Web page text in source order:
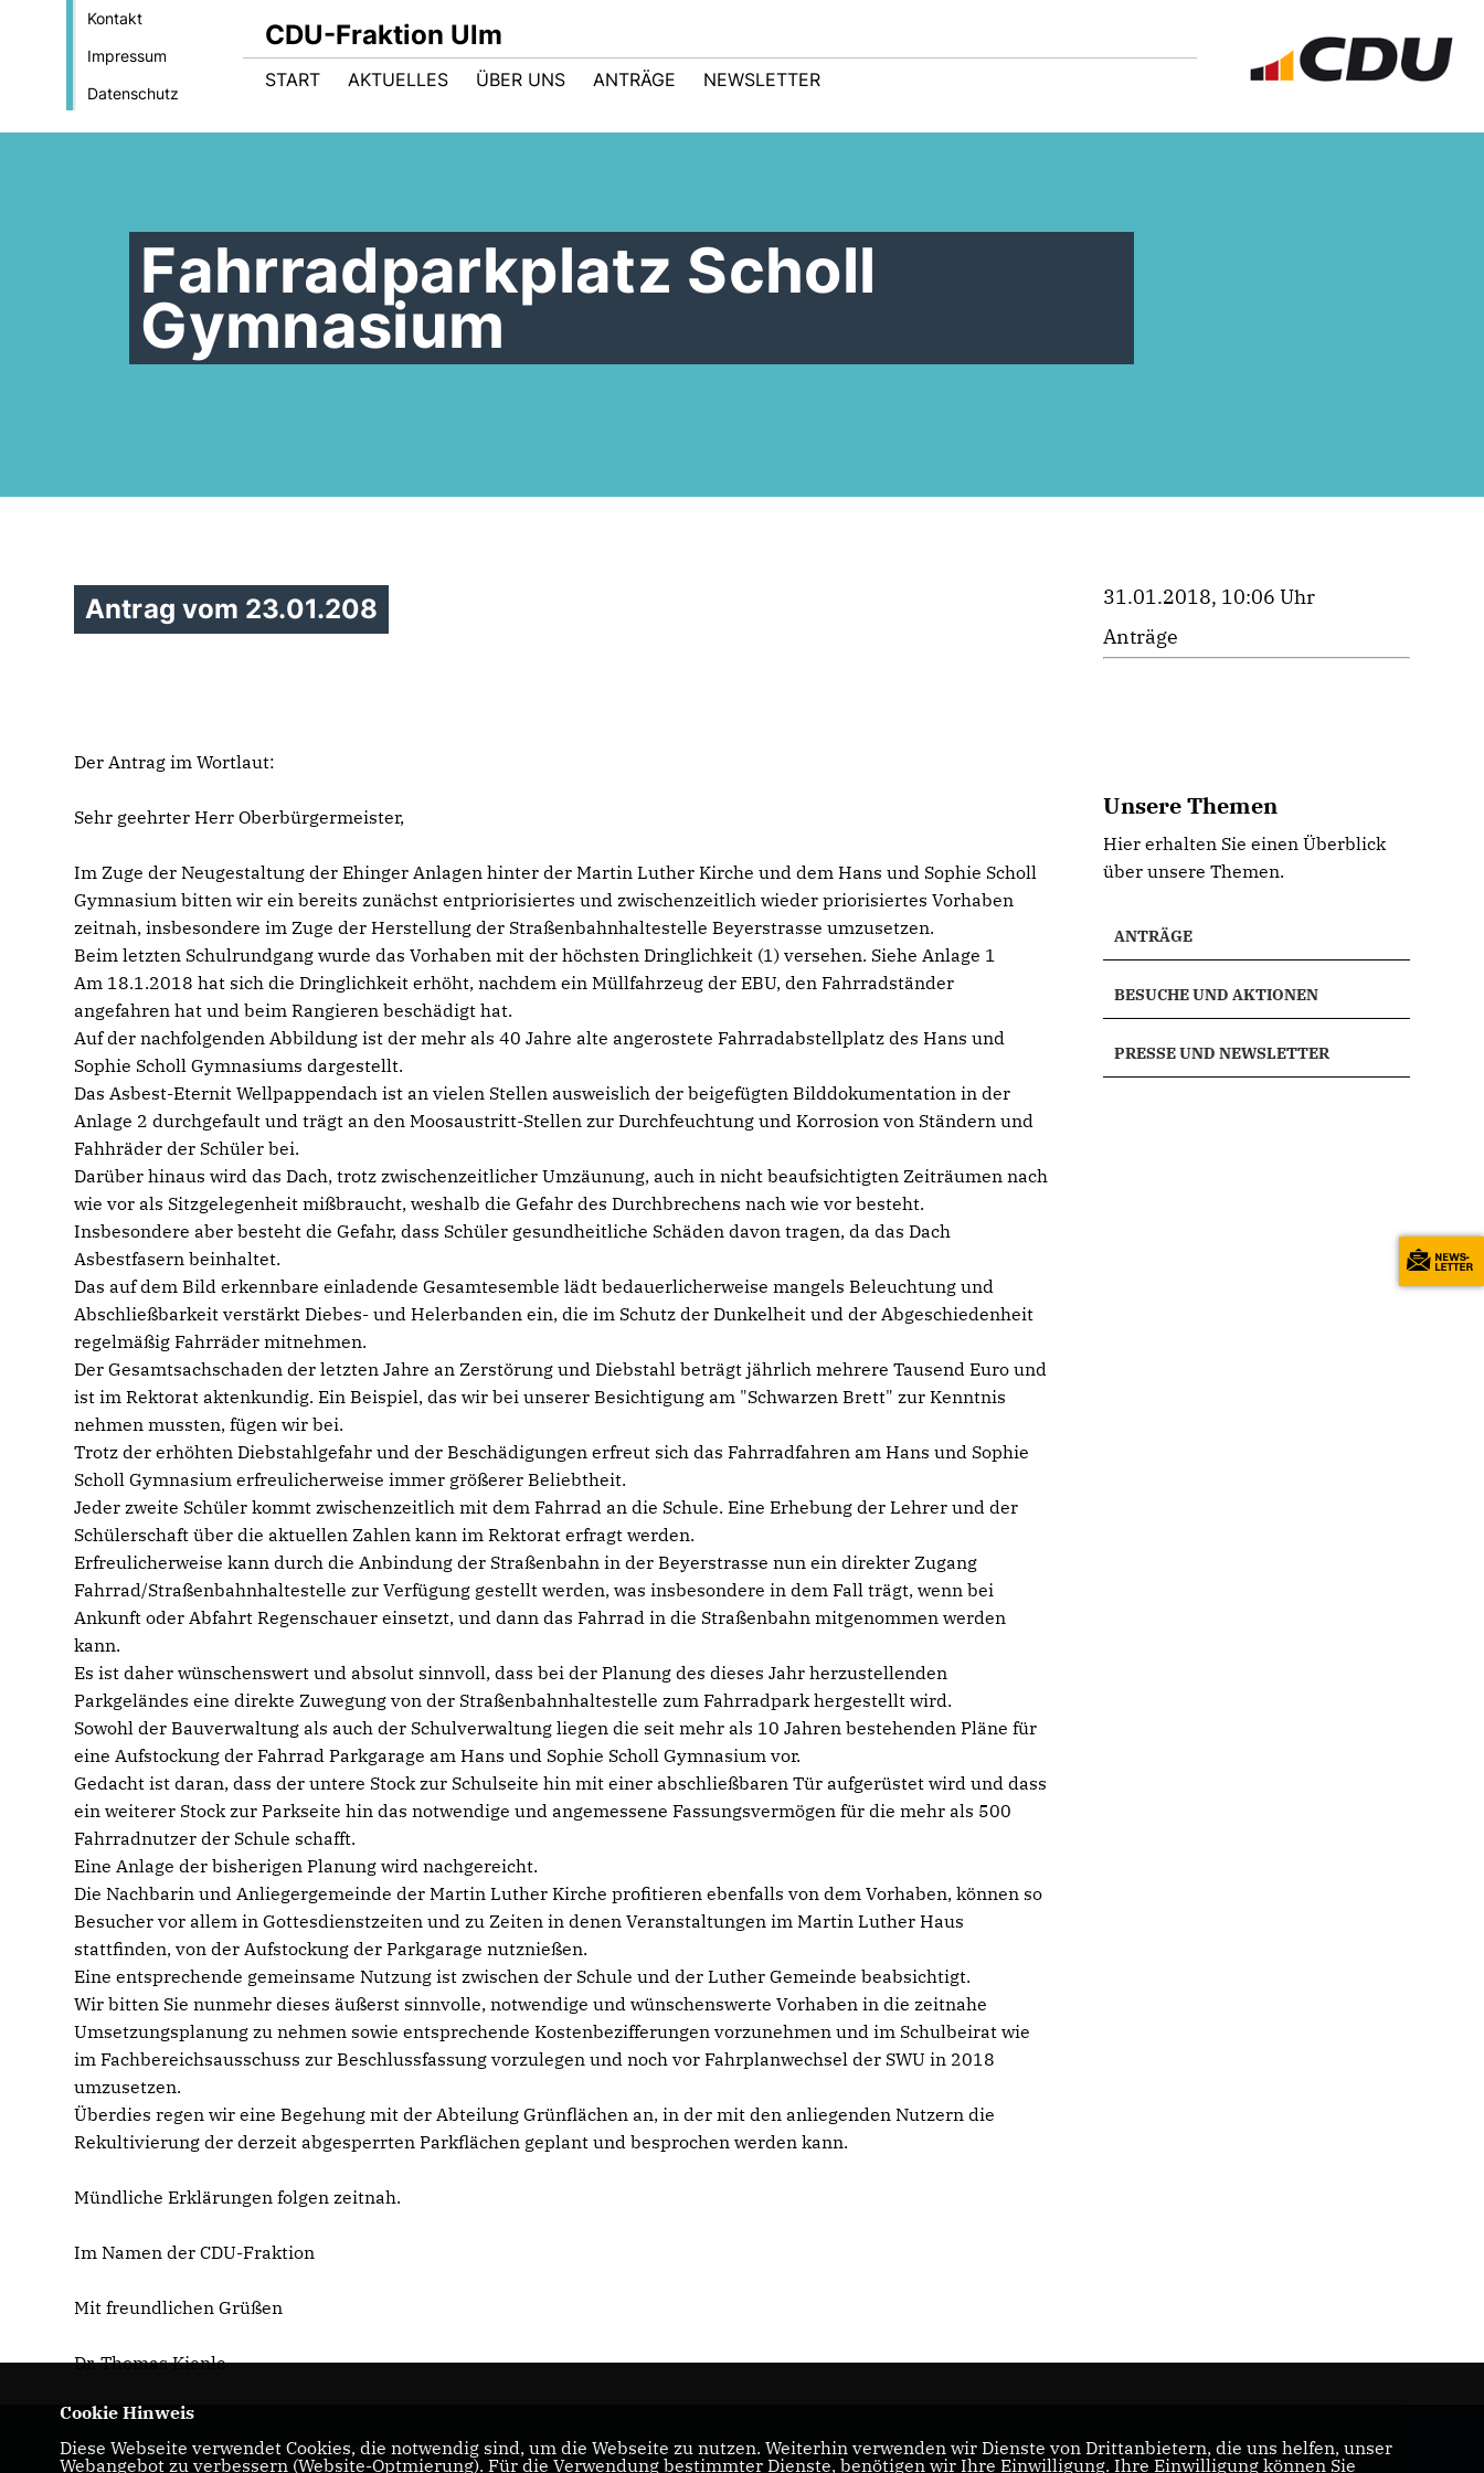
Kontakt
Impressum
Datenschutz
CDU-Fraktion Ulm
START AKTUELLES ÜBER UNS ANTRÄGE NEWSLETTER
Fahrradparkplatz Scholl
Gymnasium
Antrag vom 23.01.208
Der Antrag im Wortlaut:
Sehr geehrter Herr Oberbürgermeister,
Im Zuge der Neugestaltung der Ehinger Anlagen hinter der Martin Luther Kirche und dem Hans und Sophie Scholl
Gymnasium bitten wir ein bereits zunächst entpriorisiertes und zwischenzeitlich wieder priorisiertes Vorhaben
zeitnah, insbesondere im Zuge der Herstellung der Straßenbahnhaltestelle Beyerstrasse umzusetzen.
Beim letzten Schulrundgang wurde das Vorhaben mit der höchsten Dringlichkeit (1) versehen. Siehe Anlage 1
Am 18.1.2018 hat sich die Dringlichkeit erhöht, nachdem ein Müllfahrzeug der EBU, den Fahrradständer
angefahren hat und beim Rangieren beschädigt hat.
Auf der nachfolgenden Abbildung ist der mehr als 40 Jahre alte angerostete Fahrradabstellplatz des Hans und
Sophie Scholl Gymnasiums dargestellt.
Das Asbest-Eternit Wellpappendach ist an vielen Stellen ausweislich der beigefügten Bilddokumentation in der
Anlage 2 durchgefault und trägt an den Moosaustritt-Stellen zur Durchfeuchtung und Korrosion von Ständern und
Fahhräder der Schüler bei.
Darüber hinaus wird das Dach, trotz zwischenzeitlicher Umzäunung, auch in nicht beaufsichtigten Zeiträumen nach
wie vor als Sitzgelegenheit mißbraucht, weshalb die Gefahr des Durchbrechens nach wie vor besteht.
Insbesondere aber besteht die Gefahr, dass Schüler gesundheitliche Schäden davon tragen, da das Dach
Asbestfasern beinhaltet.
Das auf dem Bild erkennbare einladende Gesamtesemble lädt bedauerlicherweise mangels Beleuchtung und
Abschließbarkeit verstärkt Diebes- und Helerbanden ein, die im Schutz der Dunkelheit und der Abgeschiedenheit
regelmäßig Fahrräder mitnehmen.
Der Gesamtsachschaden der letzten Jahre an Zerstörung und Diebstahl beträgt jährlich mehrere Tausend Euro und
ist im Rektorat aktenkundig. Ein Beispiel, das wir bei unserer Besichtigung am "Schwarzen Brett" zur Kenntnis
nehmen mussten, fügen wir bei.
Trotz der erhöhten Diebstahlgefahr und der Beschädigungen erfreut sich das Fahrradfahren am Hans und Sophie
Scholl Gymnasium erfreulicherweise immer größerer Beliebtheit.
Jeder zweite Schüler kommt zwischenzeitlich mit dem Fahrrad an die Schule. Eine Erhebung der Lehrer und der
Schülerschaft über die aktuellen Zahlen kann im Rektorat erfragt werden.
Erfreulicherweise kann durch die Anbindung der Straßenbahn in der Beyerstrasse nun ein direkter Zugang
Fahrrad/Straßenbahnhaltestelle zur Verfügung gestellt werden, was insbesondere in dem Fall trägt, wenn bei
Ankunft oder Abfahrt Regenschauer einsetzt, und dann das Fahrrad in die Straßenbahn mitgenommen werden
kann.
Es ist daher wünschenswert und absolut sinnvoll, dass bei der Planung des dieses Jahr herzustellenden
Parkgeländes eine direkte Zuwegung von der Straßenbahnhaltestelle zum Fahrradpark hergestellt wird.
Sowohl der Bauverwaltung als auch der Schulverwaltung liegen die seit mehr als 10 Jahren bestehenden Pläne für
eine Aufstockung der Fahrrad Parkgarage am Hans und Sophie Scholl Gymnasium vor.
Gedacht ist daran, dass der untere Stock zur Schulseite hin mit einer abschließbaren Tür aufgerüstet wird und dass
ein weiterer Stock zur Parkseite hin das notwendige und angemessene Fassungsvermögen für die mehr als 500
Fahrradnutzer der Schule schafft.
Eine Anlage der bisherigen Planung wird nachgereicht.
Die Nachbarin und Anliegergemeinde der Martin Luther Kirche profitieren ebenfalls von dem Vorhaben, können so
Besucher vor allem in Gottesdienstzeiten und zu Zeiten in denen Veranstaltungen im Martin Luther Haus
stattfinden, von der Aufstockung der Parkgarage nutznießen.
Eine entsprechende gemeinsame Nutzung ist zwischen der Schule und der Luther Gemeinde beabsichtigt.
Wir bitten Sie nunmehr dieses äußerst sinnvolle, notwendige und wünschenswerte Vorhaben in die zeitnahe
Umsetzungsplanung zu nehmen sowie entsprechende Kostenbezifferungen vorzunehmen und im Schulbeirat wie
im Fachbereichsausschuss zur Beschlussfassung vorzulegen und noch vor Fahrplanwechsel der SWU in 2018
umzusetzen.
Überdies regen wir eine Begehung mit der Abteilung Grünflächen an, in der mit den anliegenden Nutzern die
Rekultivierung der derzeit abgesperrten Parkflächen geplant und besprochen werden kann.
Mündliche Erklärungen folgen zeitnah.
Im Namen der CDU-Fraktion
Mit freundlichen Grüßen
Dr. Thomas Kienle
31.01.2018, 10:06 Uhr
Anträge
Unsere Themen
Hier erhalten Sie einen Überblick
über unsere Themen.
ANTRÄGE
BESUCHE UND AKTIONEN
PRESSE UND NEWSLETTER
Homepage der CDU-Fraktion im Ulmer
Cookie Hinweis
Diese Webseite verwendet Cookies, die notwendig sind, um die Webseite zu nutzen. Weiterhin verwenden wir Dienste von Drittanbietern, die uns helfen, unser
Webangebot zu verbessern (Website-Optmierung). Für die Verwendung bestimmter Dienste, benötigen wir Ihre Einwilligung. Ihre Einwilligung können Sie